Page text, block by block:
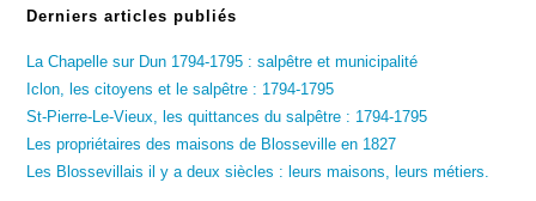
Derniers articles publiés
La Chapelle sur Dun 1794-1795 : salpêtre et municipalité
Iclon, les citoyens et le salpêtre : 1794-1795
St-Pierre-Le-Vieux, les quittances du salpêtre : 1794-1795
Les propriétaires des maisons de Blosseville en 1827
Les Blossevillais il y a deux siècles : leurs maisons, leurs métiers.